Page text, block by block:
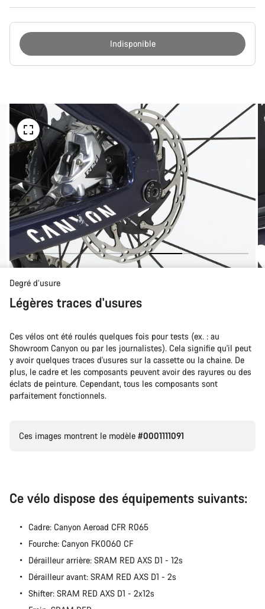
Indisponible
Degré d’usure
Légères traces d'usures
Ces vélos ont été roulés quelques fois pour tests (ex. : au
Showroom Canyon ou par les journalistes). Cela signifie qu'il peut
y avoir quelques traces d'usures sur la cassette ou la chaine. De
plus, le cadre et les composants peuvent avoir des rayures ou des
éclats de peinture. Cependant, tous les composants sont
parfaitement fonctionnels.
Ces images montrent le modèle #0001111091
Ce vélo dispose des équipements suivants:
Cadre: Canyon Aeroad CFR R065
Fourche: Canyon FK0060 CF
Dérailleur arrière: SRAM RED AXS D1 - 12s
Dérailleur avant: SRAM RED AXS D1 - 2s
Shifter: SRAM RED AXS D1 - 2x12s